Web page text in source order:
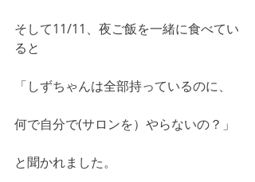
そして11/11、夜ご飯を一緒に食べてい
ると
「しずちゃんは全部持っているのに、
何で自分で(サロンを）やらないの？」
と聞かれました。